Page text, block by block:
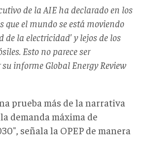
de la AIE ha declarado en los
que el mundo se está moviendo
de la electricidad' y lejos de los
Esto no parece ser
informe Global Energy Review
prueba más de la narrativa
demanda máxima de
señala la OPEP de manera